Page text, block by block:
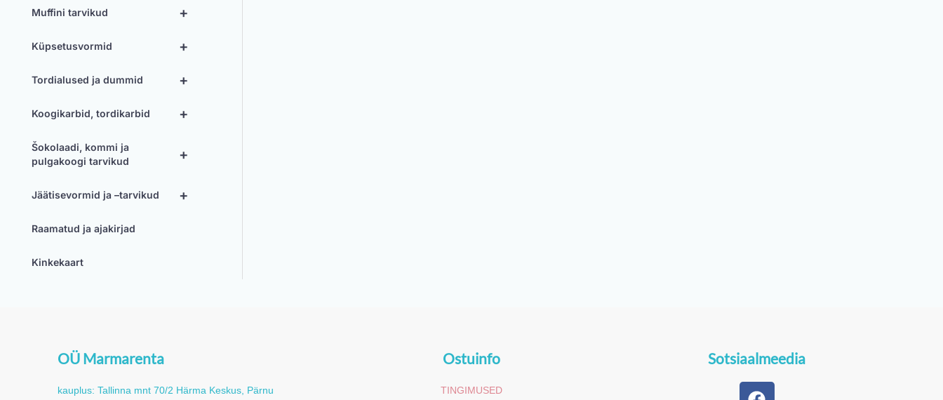
+
Muffini tarvikud
+
Küpsetusvormid
+
Tordialused ja dummid
+
Koogikarbid, tordikarbid
+
Šokolaadi, kommi ja
pulgakoogi tarvikud
+
Jäätisevormid ja –tarvikud
Raamatud ja ajakirjad
Kinkekaart
OÜ Marmarenta
kauplus: Tallinna mnt 70/2 Härma Keskus, Pärnu
Ostuinfo
TINGIMUSED
Sotsiaalmeedia
F